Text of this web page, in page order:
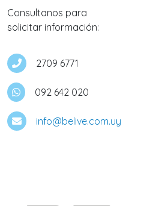
Consultanos para
solicitar información:
2709 6771
092 642 020
info@belive.com.uy